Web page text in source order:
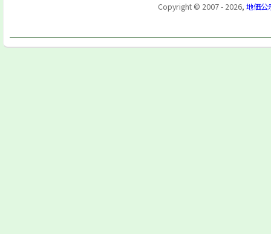
Copyright © 2007 - 2026, 地価公